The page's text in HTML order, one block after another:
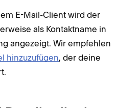
E-Mail-Client wird der
als Kontaktname in
angezeigt. Wir empfehlen
hinzuzufügen, der deine